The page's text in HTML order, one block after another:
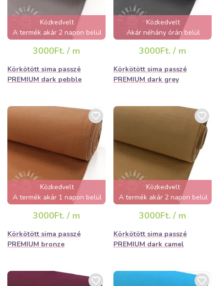
Közkedvelt
A termék akár 2 napon belül
elfogyhat!
3000Ft. / m
Körkötött sima passzé
PREMIUM dark pebble
Közkedvelt
Akár néhány órán belül
elfogyhat!
3000Ft. / m
Körkötött sima passzé
PREMIUM dark grey
Közkedvelt
A termék akár 1 napon belül
elfogyhat!
3000Ft. / m
Körkötött sima passzé
PREMIUM bronze
Közkedvelt
A termék akár 2 napon belül
elfogyhat!
3000Ft. / m
Körkötött sima passzé
PREMIUM dark camel